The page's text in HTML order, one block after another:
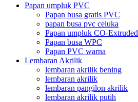
Papan umpluk PVC
Papan busa gratis PVC
papan busa pvc celuka
Papan umpluk CO-Extruded
Papan busa WPC
Papan PVC warna
Lembaran Akrilik
lembaran akrilik bening
lembaran akrilik
lembaran pangilon akrilik
lembaran akrilik putih